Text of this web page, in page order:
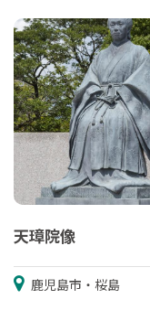
天璋院像
鹿児島市・桜島